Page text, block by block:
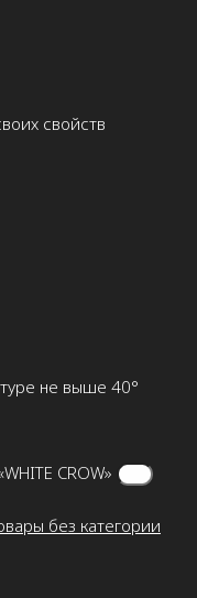
свойств
не выше 40°
CROW»
без категории